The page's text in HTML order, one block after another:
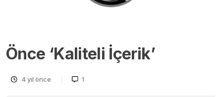
Önce ‘Kaliteli İçerik’
4 yıl önce 1